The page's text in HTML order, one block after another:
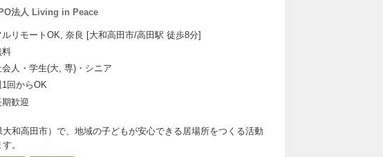
法人 Living in Peace
ルリモートOK, 奈良 [大和高田市/高田駅 徒歩8分]
料
会人・学生(大, 専)・シニア
1回からOK
期歓迎
和高田市）で、地域の子どもが安心できる居場所をつくる活動
。